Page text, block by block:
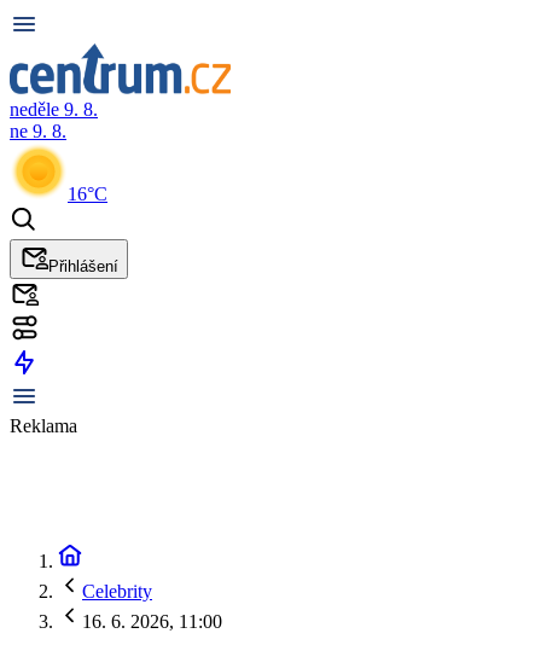
neděle 9. 8.
ne 9. 8.
16°C
Přihlášení
Reklama
Celebrity
16. 6. 2026, 11:00